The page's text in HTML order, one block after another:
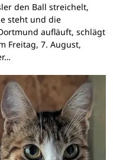
den Ball streichelt,
steht und die
aufläuft, schlägt
Freitag, 7. August,